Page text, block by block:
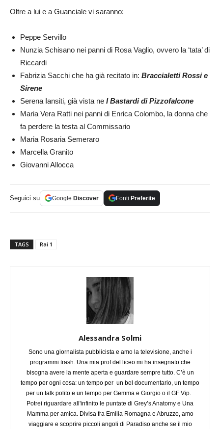
Oltre a lui e a Guanciale vi saranno:
Peppe Servillo
Nunzia Schisano nei panni di Rosa Vaglio, ovvero la ‘tata’ di
Riccardi
Fabrizia Sacchi che ha già recitato in: Braccialetti Rossi e
Sirene
Serena Iansiti, già vista ne I Bastardi di Pizzofalcone
Maria Vera Ratti nei panni di Enrica Colombo, la donna che
fa perdere la testa al Commissario
Maria Rosaria Semeraro
Marcella Granito
Giovanni Allocca
Seguici su Google Discover Fonti Preferite
TAGS Rai 1
Alessandra Solmi
Sono una giornalista pubblicista e amo la televisione, anche i
programmi trash. Una mia prof del liceo mi ha insegnato che
bisogna avere la mente aperta e guardare sempre tutto. C’è un
tempo per ogni cosa: un tempo per un bel documentario, un tempo
per un talk polito e un tempo per Gemma e Giorgio o il GF Vip.
Potrei riguardare all'infinito le puntate di Grey’s Anatomy e Una
Mamma per amica. Divisa fra Emilia Romagna e Abruzzo, amo
viaggiare e scoprire piccoli angoli di Paradiso anche se il mio